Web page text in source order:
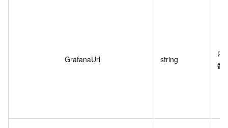
GrafanaUrl string
内
数